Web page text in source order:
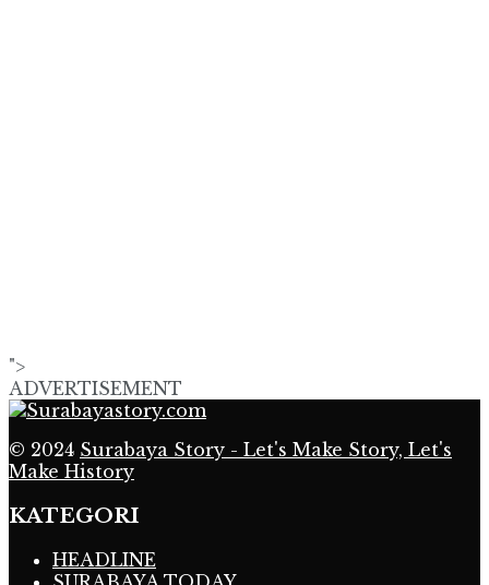
">
ADVERTISEMENT
© 2024 Surabaya Story - Let's Make Story, Let's
Make History
KATEGORI
HEADLINE